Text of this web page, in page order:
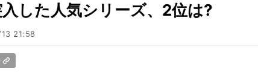
した人気シリーズ、2位は?
21:58